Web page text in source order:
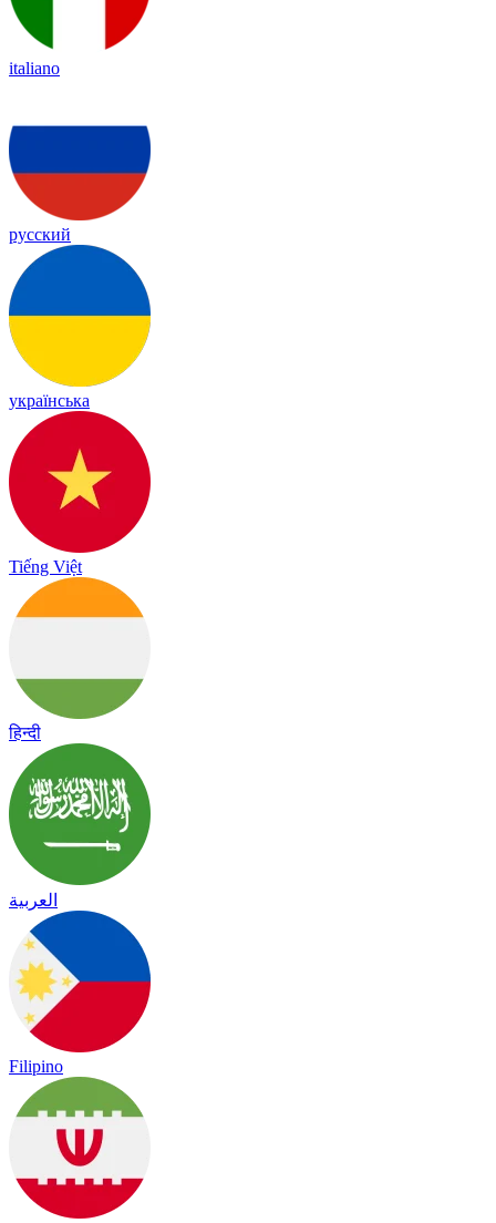
italiano
русский
українська
Tiếng Việt
हिन्दी
العربية
Filipino